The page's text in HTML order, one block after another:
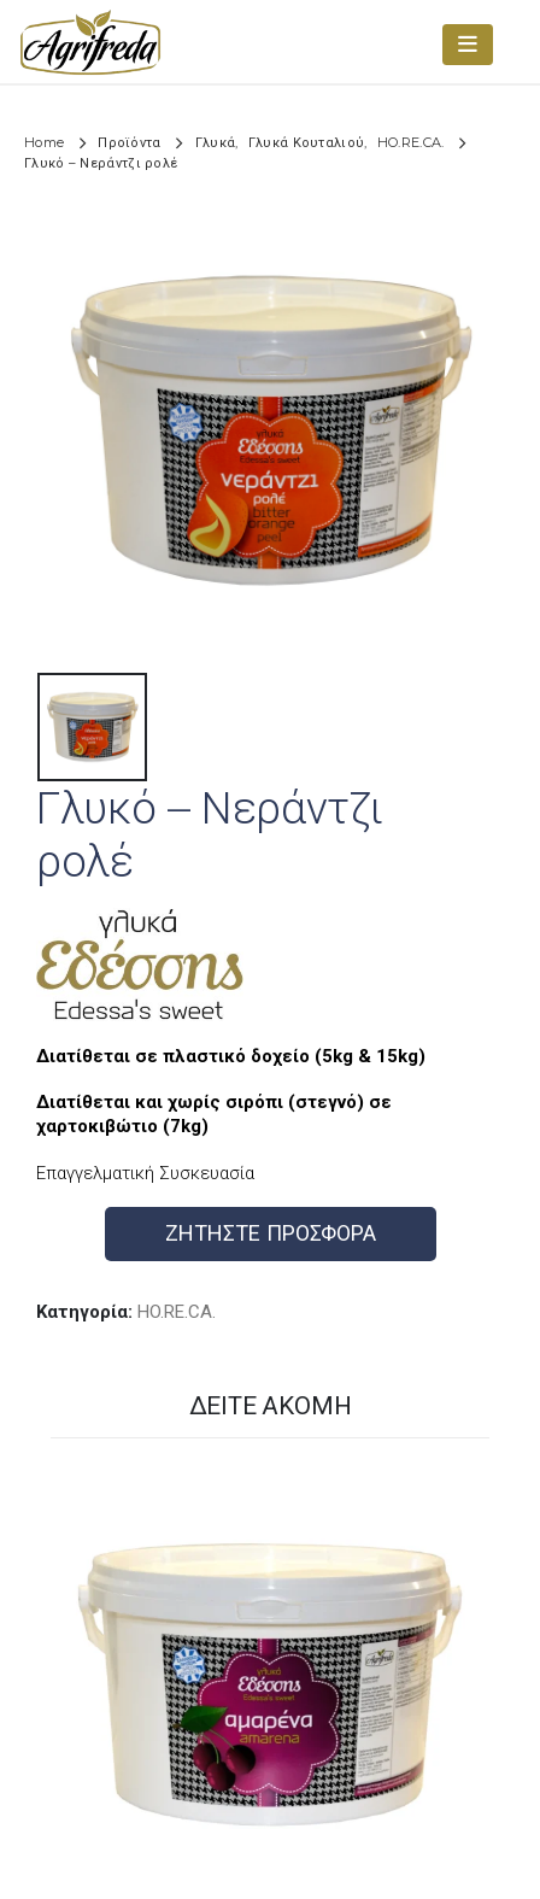
Home Προϊόντα Γλυκά Γλυκά Κουταλιού
HO.RE.CA.
Γλυκό – Νεράντζι ρολέ
Γλυκό – Νεράντζι
ρολέ
Διατίθεται σε πλαστικό δοχείο (5kg & 15kg)
Διατίθεται και χωρίς σιρόπι (στεγνό) σε
χαρτοκιβώτιο (7kg)
Επαγγελματική Συσκευασία
ΖΗΤΗΣΤΕ ΠΡΟΣΦΟΡΑ
Κατηγορία: HO.RE.CA.
ΔΕΊΤΕ ΑΚΌΜΗ